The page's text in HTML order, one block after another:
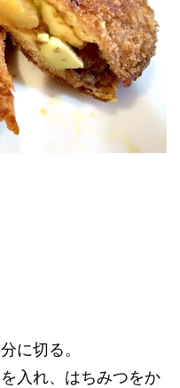
に切る。
入れ、はちみつをか